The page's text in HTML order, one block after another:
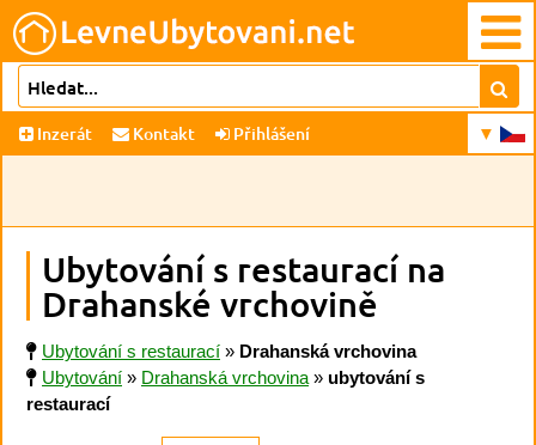
Inzerát Kontakt Přihlášení
Ubytování s restaurací na
Drahanské vrchovině
Ubytování s restaurací » Drahanská vrchovina
Ubytování » Drahanská vrchovina » ubytování s
restaurací